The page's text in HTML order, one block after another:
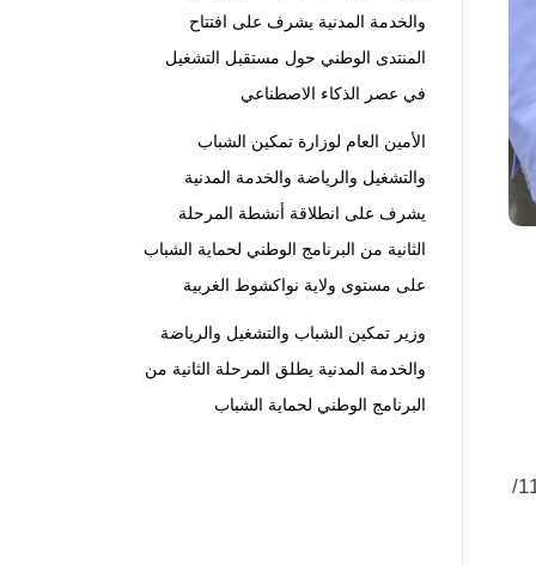
أجرى معالي وزير تمكين الشباب والتشغيل والرياضة والخدمة المدنية السيد محمد عبد الله لولي صباح السبت 2/ 11/
والخدمة المدنية يشرف على افتتاح
المنتدى الوطني حول مستقبل التشغيل
في عصر الذكاء الاصطناعي
الأمين العام لوزارة تمكين الشباب
والتشغيل والرياضة والخدمة المدنية
يشرف على انطلاقة أنشطة المرحلة
الثانية من البرنامج الوطني لحماية الشباب
على مستوى ولاية نواكشوط الغربية
وزير تمكين الشباب والتشغيل والرياضة
والخدمة المدنية يطلق المرحلة الثانية من
البرنامج الوطني لحماية الشباب